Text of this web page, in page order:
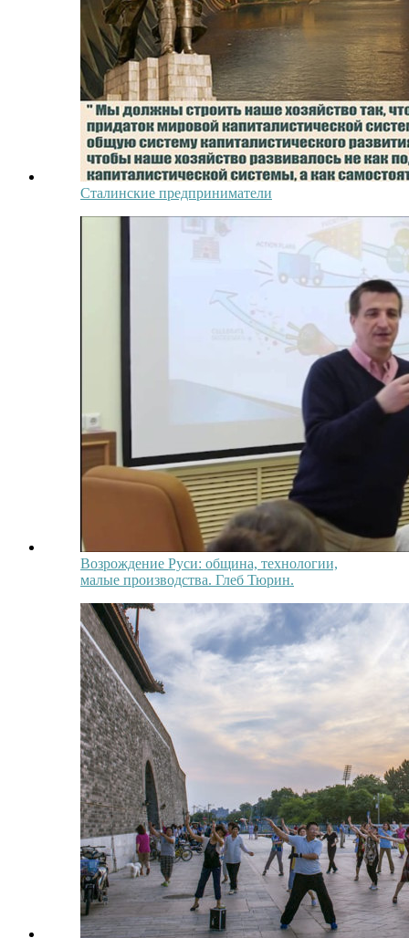
Сталинские предприниматели
Возрождение Руси: община, технологии,
малые производства. Глеб Тюрин.